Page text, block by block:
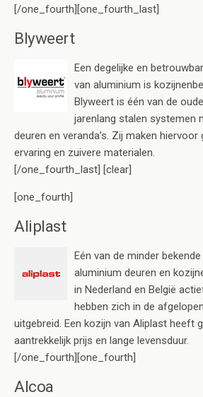
[/one_fourth][one_fourth_last]
Blyweert
Een degelijke en
van aluminium is
Blyweert is één van de
jarenlang stalen systemen
deuren en veranda’s. Zij maken hiervoor
ervaring en zuivere materialen.
[/one_fourth_last] [clear]
[one_fourth]
Aliplast
Eén van de minder
aluminium deuren en
in Nederland en België
hebben zich in de
uitgebreid. Een kozijn van Aliplast heeft
aantrekkelijk prijs en lange levensduur.
[/one_fourth][one_fourth]
Alcoa